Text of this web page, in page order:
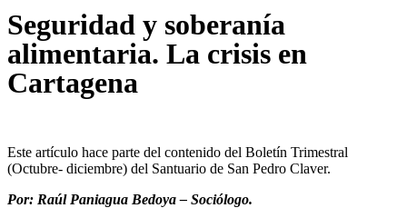
Seguridad y soberanía
alimentaria. La crisis en
Cartagena
Este artículo hace parte del contenido del Boletín Trimestral
(Octubre- diciembre) del Santuario de San Pedro Claver.
Por: Raúl Paniagua Bedoya – Sociólogo.